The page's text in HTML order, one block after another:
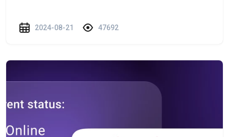
2024-08-21 47692